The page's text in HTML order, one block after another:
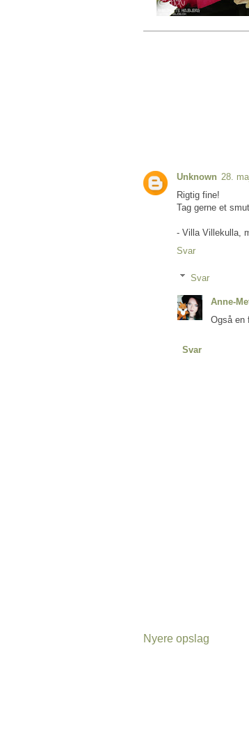
Unknown 28.
Rigtig fine!
Tag gerne et
- Villa Villekulla,
Svar
Svar
Anne-
Også en
Svar
Nyere opslag